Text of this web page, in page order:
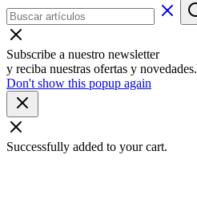
Subscribe a nuestro newsletter
y reciba nuestras ofertas y novedades.
Don't show this popup again
Successfully added to your cart.